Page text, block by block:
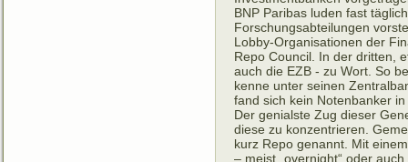
BNP Paribas luden fast
Forschungsabteilungen
Lobby-Organisationen der
Repo Council. In der dritten,
auch die EZB - zu Wort. So
kenne unter seinen
fand sich kein Notenbanker
Der genialste Zug dieser
diese zu konzentrieren.
kurz Repo genannt. Mit
– meist „overnight“ oder